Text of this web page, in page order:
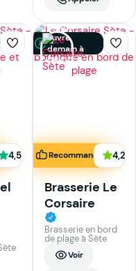
4,5
Fermé ·
ouvre
demain à
08:00
Recommandé 4,2
Brasserie Le
Corsaire
Brasserie en bord
de plage à Sète
Voir